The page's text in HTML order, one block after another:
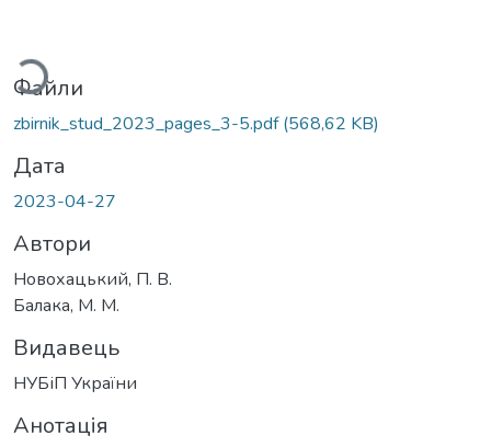
Файли
zbirnik_stud_2023_pages_3-5.pdf(568,62 KB)
Дата
2023-04-27
Автори
Новохацький, П. В.
Балака, М. М.
Видавець
НУБіП України
Анотація